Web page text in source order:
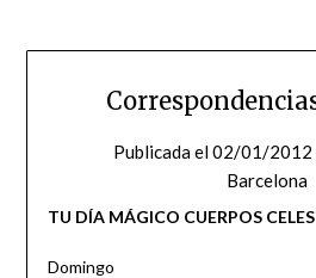
Publicada el02/01/2012
Barcelona
TU DÍA MÁGICO CUERPOS
Domingo